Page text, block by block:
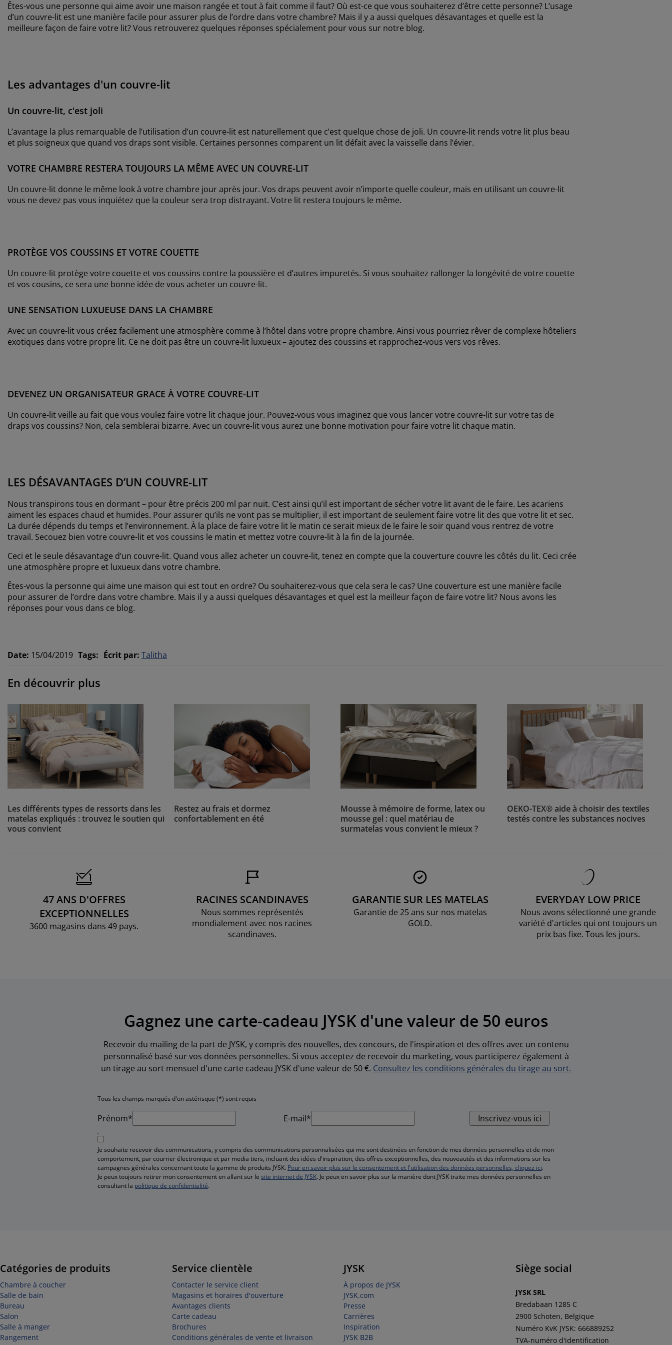
Êtes-vous une personne qui aime avoir une maison rangée et tout à fait comme il faut? Où est-ce que vous souhaiterez d’être cette personne? L’usage
d’un couvre-lit est une manière facile pour assurer plus de l’ordre dans votre chambre? Mais il y a aussi quelques désavantages et quelle est la
meilleure façon de faire votre lit? Vous retrouverez quelques réponses spécialement pour vous sur notre blog.
Les advantages d'un couvre-lit
Un couvre-lit, c'est joli
L’avantage la plus remarquable de l’utilisation d’un couvre-lit est naturellement que c’est quelque chose de joli. Un couvre-lit rends votre lit plus beau
et plus soigneux que quand vos draps sont visible. Certaines personnes comparent un lit défait avec la vaisselle dans l’évier.
VOTRE CHAMBRE RESTERA TOUJOURS LA MÊME AVEC UN COUVRE-LIT
Un couvre-lit donne le même look à votre chambre jour après jour. Vos draps peuvent avoir n’importe quelle couleur, mais en utilisant un couvre-lit
vous ne devez pas vous inquiétez que la couleur sera trop distrayant. Votre lit restera toujours le même.
PROTÈGE VOS COUSSINS ET VOTRE COUETTE
Un couvre-lit protège votre couette et vos coussins contre la poussière et d’autres impuretés. Si vous souhaitez rallonger la longévité de votre couette
et vos cousins, ce sera une bonne idée de vous acheter un couvre-lit.
UNE SENSATION LUXUEUSE DANS LA CHAMBRE
Avec un couvre-lit vous créez facilement une atmosphère comme à l’hôtel dans votre propre chambre. Ainsi vous pourriez rêver de complexe hôteliers
exotiques dans votre propre lit. Ce ne doit pas être un couvre-lit luxueux – ajoutez des coussins et rapprochez-vous vers vos rêves.
DEVENEZ UN ORGANISATEUR GRACE À VOTRE COUVRE-LIT
Un couvre-lit veille au fait que vous voulez faire votre lit chaque jour. Pouvez-vous vous imaginez que vous lancer votre couvre-lit sur votre tas de
draps vos coussins? Non, cela semblerai bizarre. Avec un couvre-lit vous aurez une bonne motivation pour faire votre lit chaque matin.
LES DÉSAVANTAGES D’UN COUVRE-LIT
Nous transpirons tous en dormant – pour être précis 200 ml par nuit. C’est ainsi qu’il est important de sécher votre lit avant de le faire. Les acariens
aiment les espaces chaud et humides. Pour assurer qu’ils ne vont pas se multiplier, il est important de seulement faire votre lit des que votre lit et sec.
La durée dépends du temps et l’environnement. À la place de faire votre lit le matin ce serait mieux de le faire le soir quand vous rentrez de votre
travail. Secouez bien votre couvre-lit et vos coussins le matin et mettez votre couvre-lit à la fin de la journée.
Ceci et le seule désavantage d’un couvre-lit. Quand vous allez acheter un couvre-lit, tenez en compte que la couverture couvre les côtés du lit. Ceci crée
une atmosphère propre et luxueux dans votre chambre.
Êtes-vous la personne qui aime une maison qui est tout en ordre? Ou souhaiterez-vous que cela sera le cas? Une couverture est une manière facile
pour assurer de l’ordre dans votre chambre. Mais il y a aussi quelques désavantages et quel est la meilleur façon de faire votre lit? Nous avons les
réponses pour vous dans ce blog.
Date: 15/04/2019 Tags: Écrit par: Talitha
En découvrir plus
Les différents types de ressorts dans les
matelas expliqués : trouvez le soutien qui
vous convient
Restez au frais et dormez
confortablement en été
Mousse à mémoire de forme, latex ou
mousse gel : quel matériau de
surmatelas vous convient le mieux ?
OEKO-TEX® aide à choisir des textiles
testés contre les substances nocives
47 ANS D'OFFRES
EXCEPTIONNELLES
3600 magasins dans 49 pays.
RACINES SCANDINAVES
Nous sommes représentés
mondialement avec nos racines
scandinaves.
GARANTIE SUR LES MATELAS
Garantie de 25 ans sur nos matelas
GOLD.
EVERYDAY LOW PRICE
Nous avons sélectionné une grande
variété d'articles qui ont toujours un
prix bas fixe. Tous les jours.
Gagnez une carte-cadeau JYSK d'une valeur de 50 euros
Recevoir du mailing de la part de JYSK, y compris des nouvelles, des concours, de l'inspiration et des offres avec un contenu
personnalisé basé sur vos données personnelles. Si vous acceptez de recevoir du marketing, vous participerez également à
un tirage au sort mensuel d'une carte cadeau JYSK d'une valeur de 50 €. Consultez les conditions générales du tirage au sort.
Tous les champs marqués d'un astérisque (*) sont requis
Prénom* E-mail* Inscrivez-vous ici
Je souhaite recevoir des communications, y compris des communications personnalisées qui me sont destinées en fonction de mes données personnelles et de mon
comportement, par courrier électronique et par media tiers, incluant des idées d'inspiration, des offres exceptionnelles, des nouveautés et des informations sur les
campagnes générales concernant toute la gamme de produits JYSK. Pour en savoir plus sur le consentement et l'utilisation des données personnelles, cliquez ici.
Je peux toujours retirer mon consentement en allant sur le site internet de JYSK. Je peux en savoir plus sur la manière dont JYSK traite mes données personnelles en
consultant la politique de confidentialité.
Catégories de produits
Chambre à coucher
Salle de bain
Bureau
Salon
Salle à manger
Rangement
Service clientèle
Contacter le service client
Magasins et horaires d'ouverture
Avantages clients
Carte cadeau
Brochures
Conditions générales de vente et livraison
JYSK
À propos de JYSK
JYSK.com
Presse
Carrières
Inspiration
JYSK B2B
Siège social
JYSK SRL
Bredabaan 1285 C
2900 Schoten, Belgique
Numéro KvK JYSK: 666889252
TVA-numéro d'identification